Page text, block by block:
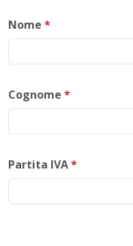
Nome *
Cognome *
Partita IVA*